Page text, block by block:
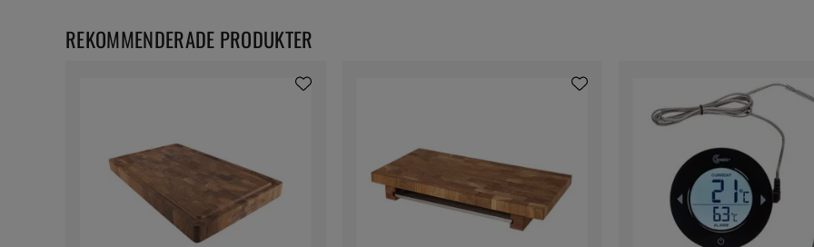
REKOMMENDERADE PRODUKTER